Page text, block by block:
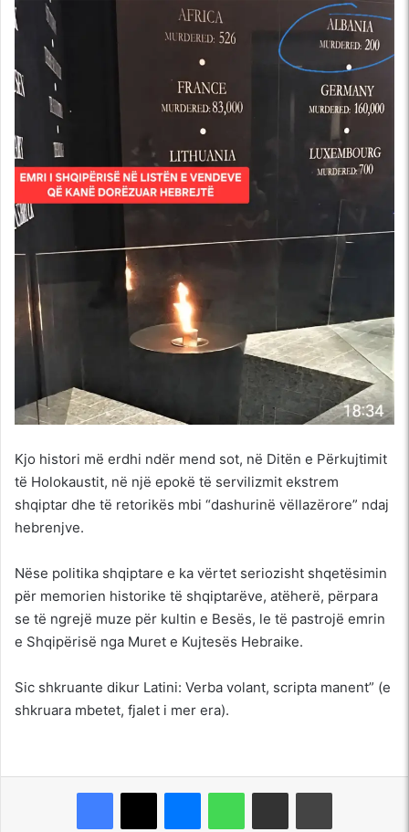
Kjo histori më erdhi ndër mend sot, në Ditën e Përkujtimit
të Holokaustit, në një epokë të servilizmit ekstrem
shqiptar dhe të retorikës mbi “dashurinë vëllazërore” ndaj
hebrenjve.
Nëse politika shqiptare e ka vërtet seriozisht shqetësimin
për memorien historike të shqiptarëve, atëherë, përpara
se të ngrejë muze për kultin e Besës, le të pastrojë emrin
e Shqipërisë nga Muret e Kujtesës Hebraike.
Sic shkruante dikur Latini: Verba volant, scripta manent” (e
shkruara mbetet, fjalet i mer era).